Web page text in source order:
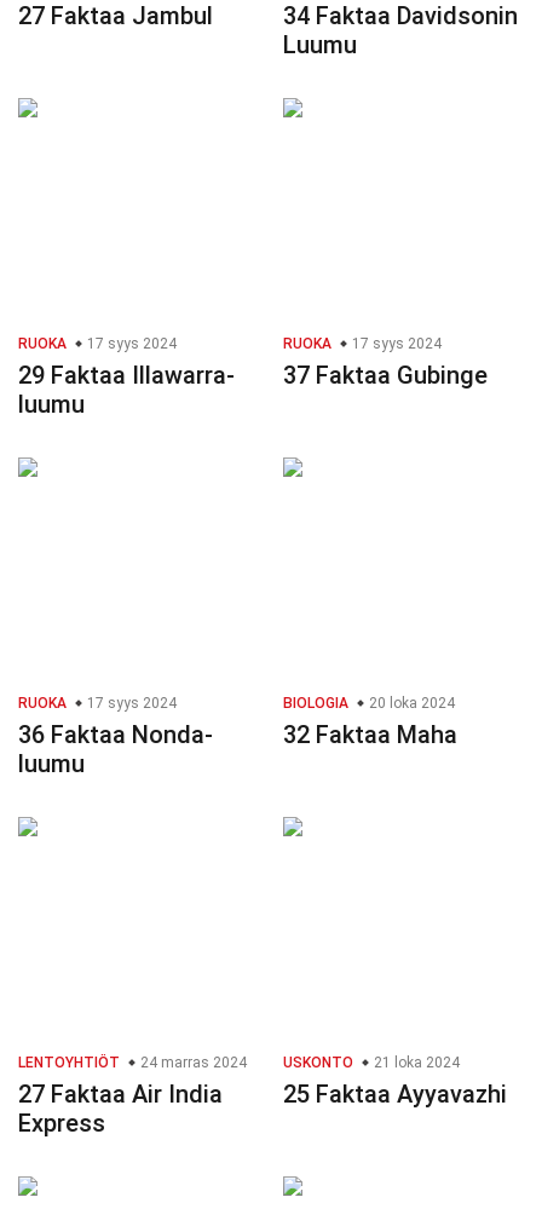
27 Faktaa Jambul
34 Faktaa Davidsonin
Luumu
RUOKA 17 syys 2024
29 Faktaa Illawarra-
luumu
RUOKA 17 syys 2024
37 Faktaa Gubinge
RUOKA 17 syys 2024
36 Faktaa Nonda-
luumu
BIOLOGIA 20 loka 2024
32 Faktaa Maha
LENTOYHTIÖT 24 marras 2024
27 Faktaa Air India
Express
USKONTO 21 loka 2024
25 Faktaa Ayyavazhi